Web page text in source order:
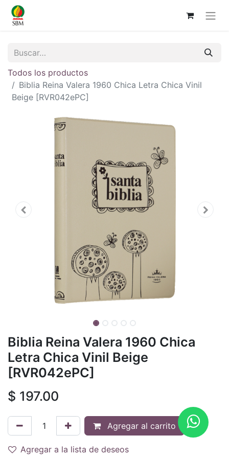
Todos los productos
Biblia Reina Valera 1960 Chica Letra Chica Vinil
Beige [RVR042ePC]
Biblia Reina Valera 1960 Chica
Letra Chica Vinil Beige
[RVR042ePC]
$ 197.00
Agregar al carrito
Agregar a la lista de deseos